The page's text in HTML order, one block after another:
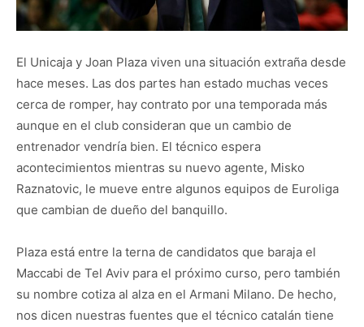
El Unicaja y Joan Plaza viven una situación extraña desde
hace meses. Las dos partes han estado muchas veces
cerca de romper, hay contrato por una temporada más
aunque en el club consideran que un cambio de
entrenador vendría bien. El técnico espera
acontecimientos mientras su nuevo agente, Misko
Raznatovic, le mueve entre algunos equipos de Euroliga
que cambian de dueño del banquillo.
Plaza está entre la terna de candidatos que baraja el
Maccabi de Tel Aviv para el próximo curso, pero también
su nombre cotiza al alza en el Armani Milano. De hecho,
nos dicen nuestras fuentes que el técnico catalán tiene